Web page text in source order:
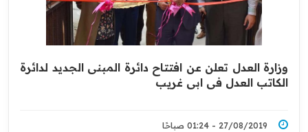
وزارة العدل تعلن عن افتتاح دائرة المبنى الجديد لدائرة
الكاتب العدل في ‏ابي غريب
27/08/2019 - 01:24 صباحًا